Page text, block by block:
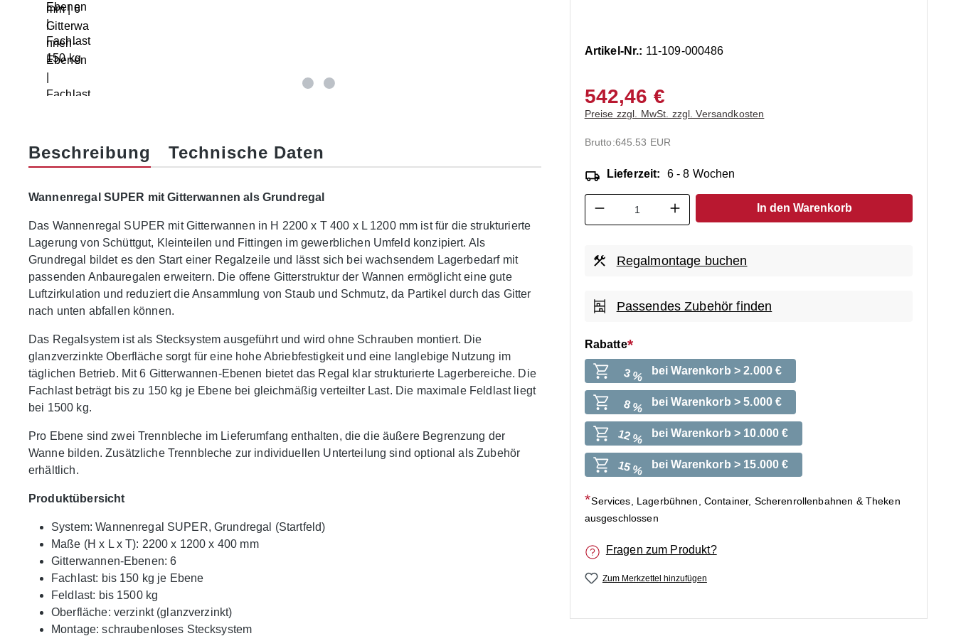
Artikel-Nr.: 11-109-000486
542,46 €
Preise zzgl. MwSt. zzgl. Versandkosten
Brutto:645.53 EUR
Lieferzeit: 6 - 8 Wochen
Produkt Anzahl: Gib den gewünschten Wert ein
In den Warenkorb
Regalmontage buchen
Passendes Zubehör finden
Rabatte
3 % bei Warenkorb > 2.000 €
8 % bei Warenkorb > 5.000 €
12 % bei Warenkorb > 10.000 €
15 % bei Warenkorb > 15.000 €
Services, Lagerbühnen, Container, Scherenrollenbahnen & Theken
ausgeschlossen
Fragen zum Produkt?
Zum Merkzettel hinzufügen
Beschreibung Technische Daten
Wannenregal SUPER mit Gitterwannen als Grundregal
Das Wannenregal SUPER mit Gitterwannen in H 2200 x T 400 x L 1200 mm ist für die strukturierte
Lagerung von Schüttgut, Kleinteilen und Fittingen im gewerblichen Umfeld konzipiert. Als
Grundregal bildet es den Start einer Regalzeile und lässt sich bei wachsendem Lagerbedarf mit
passenden Anbauregalen erweitern. Die offene Gitterstruktur der Wannen ermöglicht eine gute
Luftzirkulation und reduziert die Ansammlung von Staub und Schmutz, da Partikel durch das Gitter
nach unten abfallen können.
Das Regalsystem ist als Stecksystem ausgeführt und wird ohne Schrauben montiert. Die
glanzverzinkte Oberfläche sorgt für eine hohe Abriebfestigkeit und eine langlebige Nutzung im
täglichen Betrieb. Mit 6 Gitterwannen-Ebenen bietet das Regal klar strukturierte Lagerbereiche. Die
Fachlast beträgt bis zu 150 kg je Ebene bei gleichmäßig verteilter Last. Die maximale Feldlast liegt
bei 1500 kg.
Pro Ebene sind zwei Trennbleche im Lieferumfang enthalten, die die äußere Begrenzung der
Wanne bilden. Zusätzliche Trennbleche zur individuellen Unterteilung sind optional als Zubehör
erhältlich.
Produktübersicht
System: Wannenregal SUPER, Grundregal (Startfeld)
Maße (H x L x T): 2200 x 1200 x 400 mm
Gitterwannen-Ebenen: 6
Fachlast: bis 150 kg je Ebene
Feldlast: bis 1500 kg
Oberfläche: verzinkt (glanzverzinkt)
Montage: schraubenloses Stecksystem